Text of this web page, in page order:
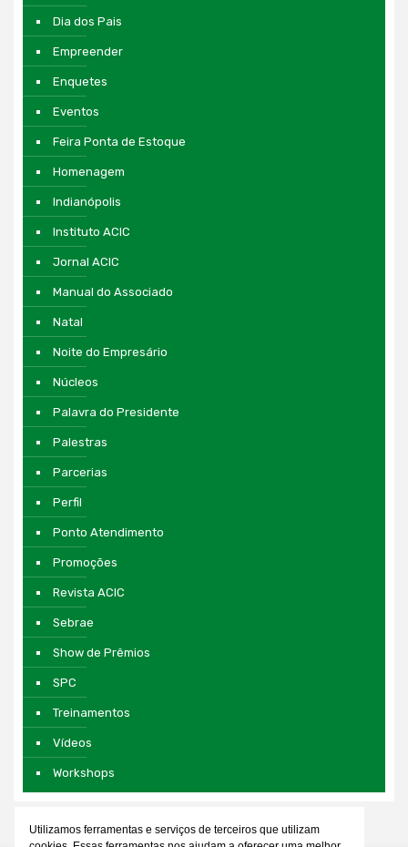
Dia dos Pais
Empreender
Enquetes
Eventos
Feira Ponta de Estoque
Homenagem
Indianópolis
Instituto ACIC
Jornal ACIC
Manual do Associado
Natal
Noite do Empresário
Núcleos
Palavra do Presidente
Palestras
Parcerias
Perfil
Ponto Atendimento
Promoções
Revista ACIC
Sebrae
Show de Prêmios
SPC
Treinamentos
Vídeos
Workshops
Utilizamos ferramentas e serviços de terceiros que utilizam